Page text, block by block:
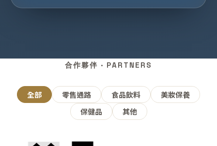
合作夥伴 · PARTNERS
全部 零售通路 食品飲料
美妝保養
保健品
其他